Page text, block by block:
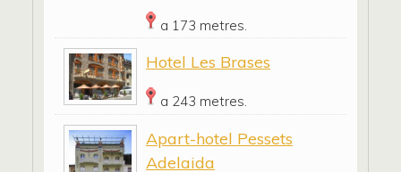
a 173 metres.
Hotel Les Brases
a 243 metres.
Apart-hotel Pessets
Adelaida